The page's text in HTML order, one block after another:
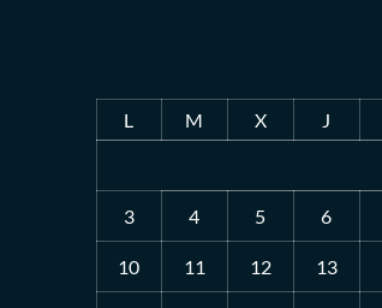
L
M X J
3 4 5 6
10 11 12 13